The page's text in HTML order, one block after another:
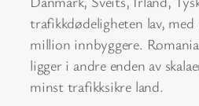
trafikkdødeligheten lav,
million innbyggere.
ligger i andre enden av
minst trafikksikre land.